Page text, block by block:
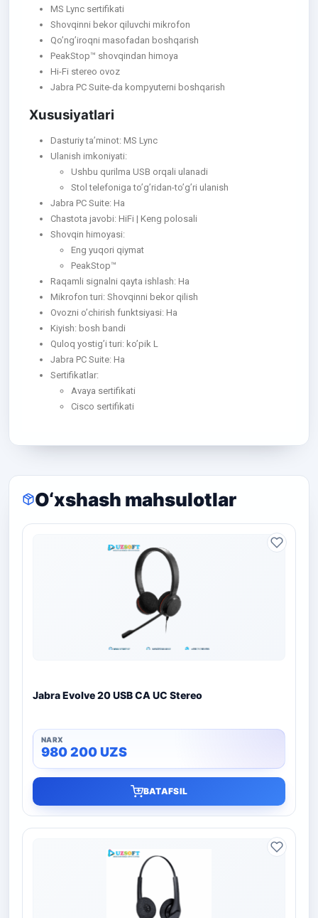
MS Lync sertifikati
Shovqinni bekor qiluvchi mikrofon
Qo’ng’iroqni masofadan boshqarish
PeakStop™ shovqindan himoya
Hi-Fi stereo ovoz
Jabra PC Suite-da kompyuterni boshqarish
Xususiyatlari
Dasturiy ta’minot: MS Lync
Ulanish imkoniyati:
Ushbu qurilma USB orqali ulanadi
Stol telefoniga to’g’ridan-to’g’ri ulanish
Jabra PC Suite: Ha
Chastota javobi: HiFi | Keng polosali
Shovqin himoyasi:
Eng yuqori qiymat
PeakStop™
Raqamli signalni qayta ishlash: Ha
Mikrofon turi: Shovqinni bekor qilish
Ovozni o’chirish funktsiyasi: Ha
Kiyish: bosh bandi
Quloq yostig’i turi: ko’pik L
Jabra PC Suite: Ha
Sertifikatlar:
Avaya sertifikati
Cisco sertifikati
O‘xshash mahsulotlar
Jabra Evolve 20 USB CA UC Stereo
980 200UZS
BATAFSIL